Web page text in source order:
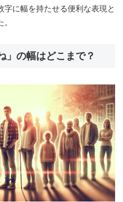
字に幅を持たせる便利な表現と
」の幅はどこまで？